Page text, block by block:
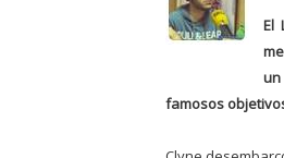
El
un
famosos